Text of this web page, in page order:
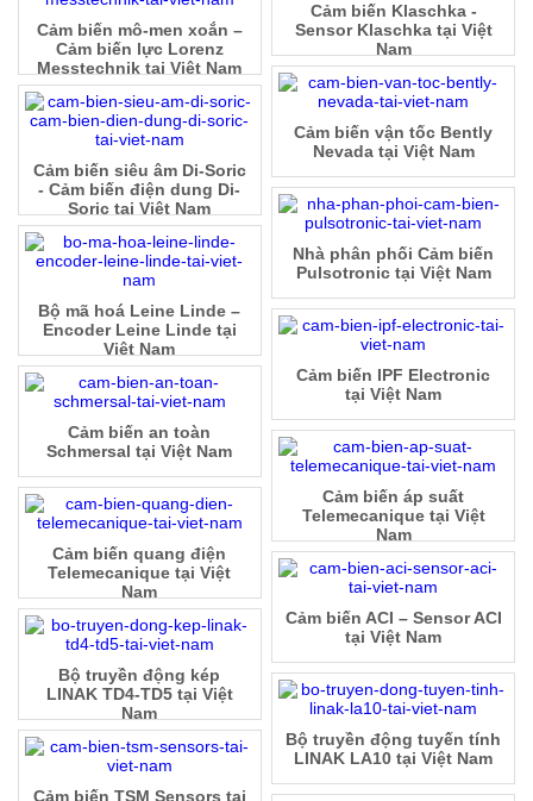
Cảm biến Klaschka -
Sensor Klaschka tại Việt
Nam
Cảm biến mô-men xoắn –
Cảm biến lực Lorenz
Messtechnik tại Việt Nam
Cảm biến vận tốc Bently
Nevada tại Việt Nam
Cảm biến siêu âm Di-Soric
- Cảm biến điện dung Di-
Soric tại Việt Nam
Nhà phân phối Cảm biến
Pulsotronic tại Việt Nam
Bộ mã hoá Leine Linde –
Encoder Leine Linde tại
Việt Nam
Cảm biến IPF Electronic
tại Việt Nam
Cảm biến an toàn
Schmersal tại Việt Nam
Cảm biến áp suất
Telemecanique tại Việt
Nam
Cảm biến quang điện
Telemecanique tại Việt
Nam
Cảm biến ACI – Sensor ACI
tại Việt Nam
Bộ truyền động kép
LINAK TD4-TD5 tại Việt
Nam
Bộ truyền động tuyến tính
LINAK LA10 tại Việt Nam
Cảm biến TSM Sensors tại